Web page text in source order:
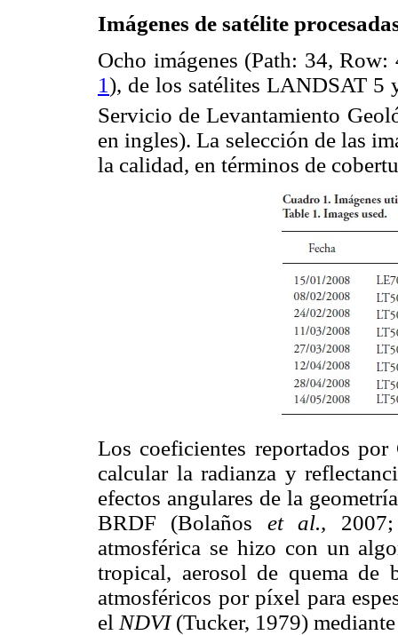
Imágenes de satélite
Ocho imágenes (Path: 34,
1), de los satélites LANDSAT 5
Servicio de Levantamiento
en ingles). La selección de las
la calidad, en términos de
Los coeficientes reportados
calcular la radianza y
efectos angulares de la
BRDF (Bolaños et al.,
atmosférica se hizo con un
tropical, aerosol de quema de
atmosféricos por píxel para
el NDVI(Tucker, 1979)